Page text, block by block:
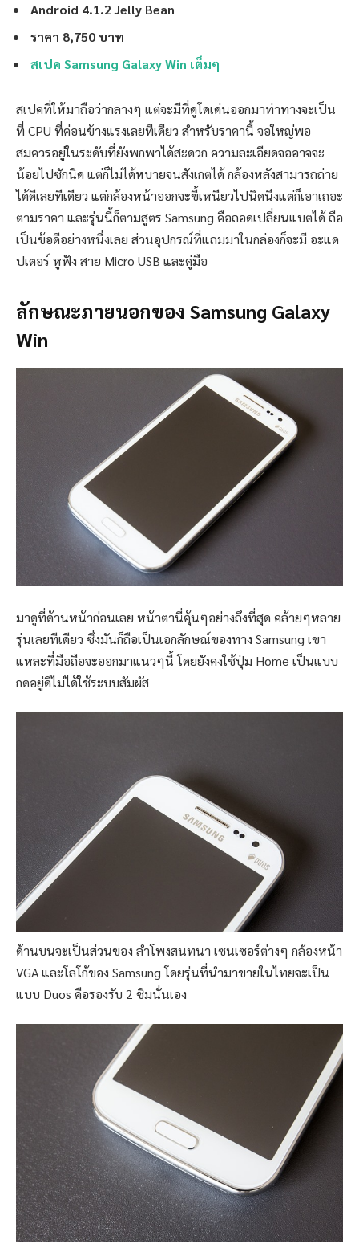
Android 4.1.2 Jelly Bean
ราคา 8,750 บาท
สเปค Samsung Galaxy Win เต็มๆ
สเปคที่ให้มาถือว่ากลางๆ แต่จะมีที่ดูโดเด่นออกมาท่าทางจะเป็น
ที่ CPU ที่ค่อนข้างแรงเลยทีเดียว สำหรับราคานี้ จอใหญ่พอ
สมควรอยู่ในระดับที่ยังพกพาได้สะดวก ความละเอียดจออาจจะ
น้อยไปซักนิด แต่ก็ไม่ได้หบายจนสังเกตได้ กล้องหลังสามารถถ่าย
ได้ดีเลยทีเดียว แต่กล้องหน้าออกจะขี้เหนียวไปนิดนึงแต่ก็เอาเถอะ
ตามราคา และรุ่นนี้ก็ตามสูตร Samsung คือถอดเปลี่ยนแบตได้ ถือ
เป็นข้อดีอย่างหนึ่งเลย ส่วนอุปกรณ์ที่แถมมาในกล่องก็จะมี อะแด
ปเตอร์ หูฟัง สาย Micro USB และคู่มือ
ลักษณะภายนอกของ Samsung Galaxy
Win
มาดูที่ด้านหน้าก่อนเลย หน้าตานี่คุ้นๆอย่างถึงที่สุด คล้ายๆหลาย
รุ่นเลยทีเดียว ซึ่งมันก็ถือเป็นเอกลักษณ์ของทาง Samsung เขา
แหละที่มือถือจะออกมาแนวๆนี้ โดยยังคงใช้ปุ่ม Home เป็นแบบ
กดอยู่ดีไม่ได้ใช้ระบบสัมผัส
ด้านบนจะเป็นส่วนของ ลำโพงสนทนา เซนเซอร์ต่างๆ กล้องหน้า
VGA และโลโก้ของ Samsung โดยรุ่นที่นำมาขายในไทยจะเป็น
แบบ Duos คือรองรับ 2 ซิมนั่นเอง